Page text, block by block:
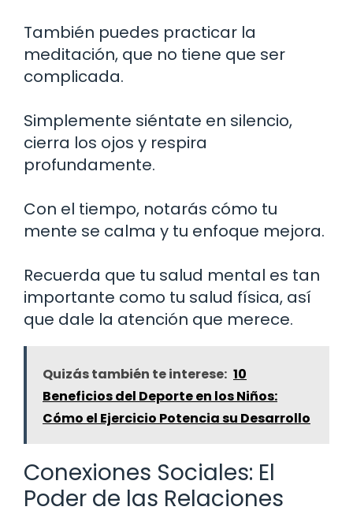
También puedes practicar la
meditación, que no tiene que ser
complicada.
Simplemente siéntate en silencio,
cierra los ojos y respira
profundamente.
Con el tiempo, notarás cómo tu
mente se calma y tu enfoque mejora.
Recuerda que tu salud mental es tan
importante como tu salud física, así
que dale la atención que merece.
Quizás también te interese: 10
Beneficios del Deporte en los Niños:
Cómo el Ejercicio Potencia su Desarrollo
Conexiones Sociales: El
Poder de las Relaciones